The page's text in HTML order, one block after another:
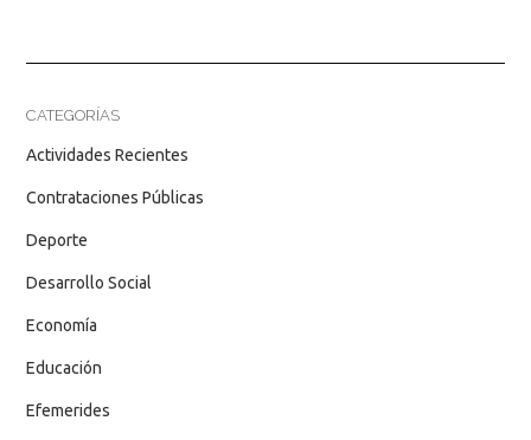
CATEGORÍAS
Actividades Recientes
Contrataciones Públicas
Deporte
Desarrollo Social
Economía
Educación
Efemerides